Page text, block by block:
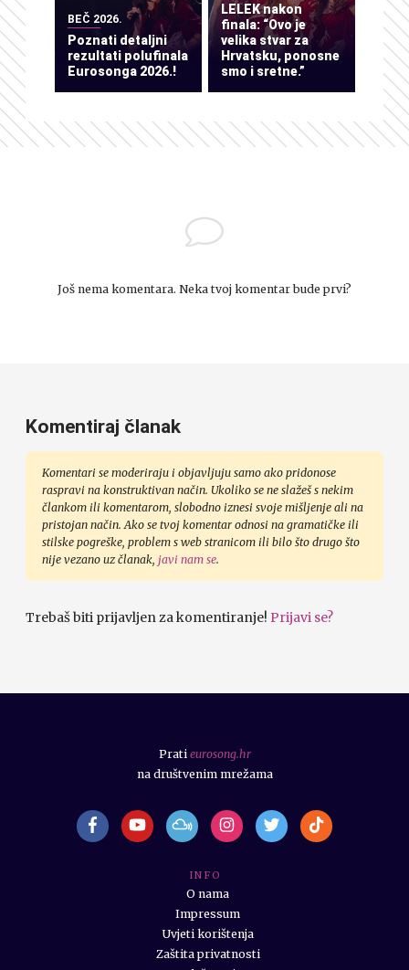
BEČ 2026.
Poznati detaljni
rezultati polufinala
Eurosonga 2026.!
LELEK nakon
finala: “Ovo je
velika stvar za
Hrvatsku, ponosne
smo i sretne.”
Još nema komentara. Neka tvoj komentar bude prvi?
Komentiraj članak
Komentari se moderiraju i objavljuju samo ako pridonose
raspravi na konstruktivan način. Ukoliko se ne slažeš s nekim
člankom ili komentarom, slobodno iznesi svoje mišljenje ali na
pristojan način. Ako se tvoj komentar odnosi na gramatičke ili
stilske pogreške, problem s web stranicom ili bilo što drugo što
nije vezano uz članak, javi nam se.
Trebaš biti prijavljen za komentiranje! Prijavi se?
I N F O
O nama
Impressum
Uvjeti korištenja
Zaštita privatnosti
Prati eurosong.hr
na društvenim mrežama